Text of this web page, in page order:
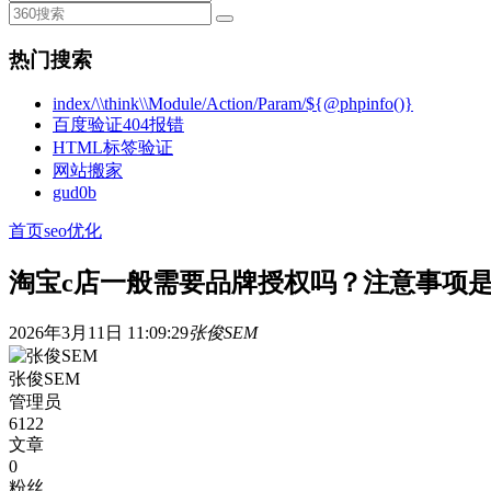
热门搜索
index/\\think\\Module/Action/Param/${@phpinfo()}
百度验证404报错
HTML标签验证
网站搬家
gud0b
首页seo优化
淘宝c店一般需要品牌授权吗？注意事项
2026年3月11日 11:09:29张俊SEM
张俊SEM
管理员
6122
文章
0